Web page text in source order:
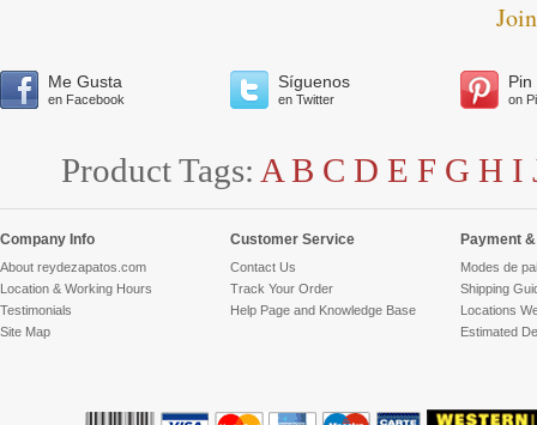
Me Gusta
en Facebook
Síguenos
en Twitter
Pin
on
Product Tags: A B C D E F G H I
Company Info
About reydezapatos.com
Location & Working Hours
Testimonials
Site Map
Customer Service
Contact Us
Track Your Order
Help Page and Knowledge Base
Payment
Modes de
Shipping
Locations
Estimated